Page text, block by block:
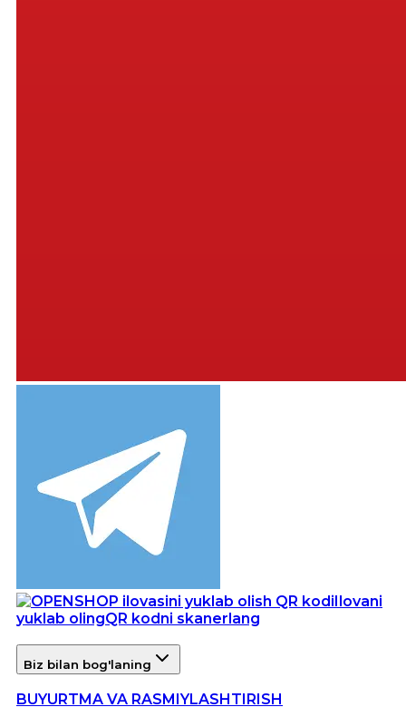
Ilovani
yuklab olingQR kodni skanerlang
Biz bilan bog'laning
BUYURTMA VA RASMIYLASHTIRISH